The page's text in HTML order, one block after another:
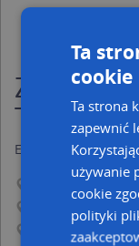
Zakład
Toruniu
Energetykana
Gmina Toruń
Powiat Toruń
Ta
cookie
Ta strona
zapewnić
używanie
cookie
polityki